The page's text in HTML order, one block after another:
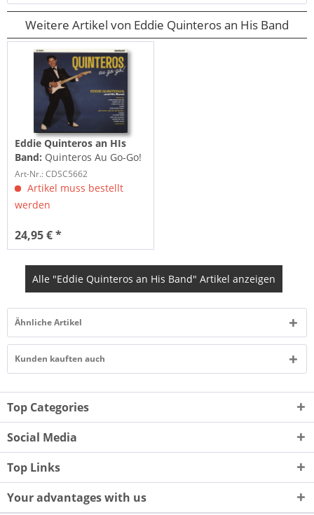
Weitere Artikel von Eddie Quinteros an His Band
Eddie Quinteros an HIs
Band: Quinteros Au Go-Go!
(CD)
Art-Nr.: CDSC5662
Artikel muss bestellt
werden
24,95 € *
Alle "Eddie Quinteros an His Band" Artikel anzeigen
Ähnliche Artikel
Kunden kauften auch
Top Categories
Social Media
Top Links
Your advantages with us